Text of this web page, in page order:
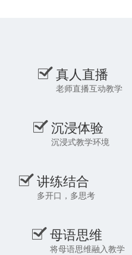
真人直播
老师直播互动教学
沉浸体验
沉浸式教学环境
讲练结合
多开口，多思考
母语思维
将母语思维融入教学